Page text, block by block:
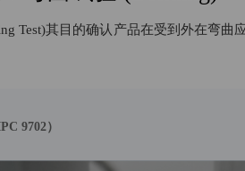
Test)其目的确认产品在受到外在弯
9702）